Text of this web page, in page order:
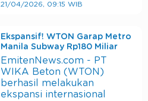
21/04/2026, 09:15 WIB
Ekspansif! WTON Garap Metro
Manila Subway Rp180 Miliar
EmitenNews.com - PT
WIKA Beton (WTON)
berhasil melakukan
ekspansi internasional